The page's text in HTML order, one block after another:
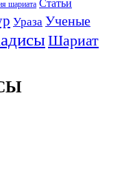
шариата Статьи
Ураза Ученые
Шариат